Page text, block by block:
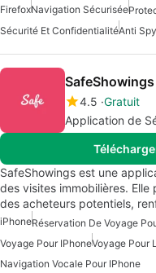
FirefoxNavigation Sécurisée
Sécurité Et ConfidentialitéAnti Spy
SafeShowings
4.5 Gratuit
Application de
SafeShowings est une
des visites immobilières.
des acheteurs potentiels,
iPhoneRéservation De Voyage
Voyage Pour IPhoneVoyage Pour
Navigation Vocale Pour IPhone